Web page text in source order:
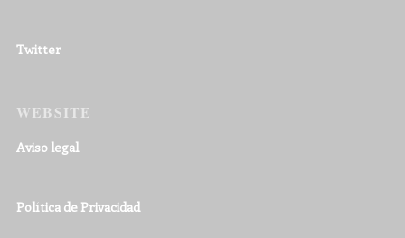
Twitter
WEBSITE
Aviso legal
Política de Privacidad